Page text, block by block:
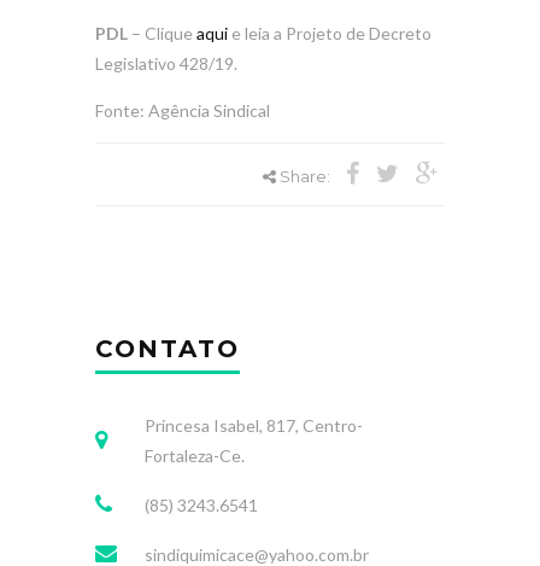
PDL – Clique aqui e leia a Projeto de Decreto
Legislativo 428/19.
Fonte: Agência Sindical
Share:
CONTATO
Princesa Isabel, 817, Centro-
Fortaleza-Ce.
(85) 3243.6541
sindiquimicace@yahoo.com.br